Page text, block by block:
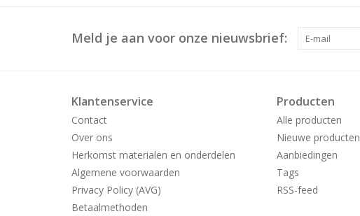
Meld je aan voor onze nieuwsbrief:
Klantenservice
Contact
Over ons
Herkomst materialen en onderdelen
Algemene voorwaarden
Privacy Policy (AVG)
Betaalmethoden
Producten
Alle producten
Nieuwe producten
Aanbiedingen
Tags
RSS-feed